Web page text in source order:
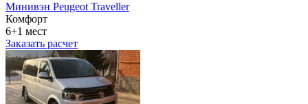
Минивэн Peugeot Traveller
Комфорт
6+1 мест
Заказать расчет